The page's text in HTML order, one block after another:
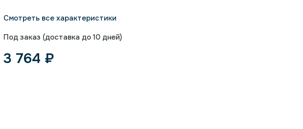
Смотреть все характеристики
Под заказ (доставка до 10 дней)
3 764 ₽